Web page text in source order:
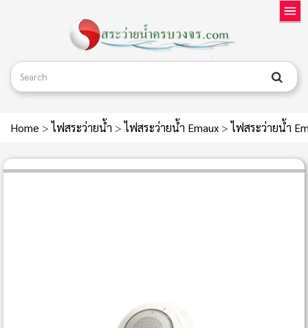
Home > ไฟสระว่ายน้ำ > ไฟสระว่ายน้ำ Emaux > ไฟสระว่ายน้ำ